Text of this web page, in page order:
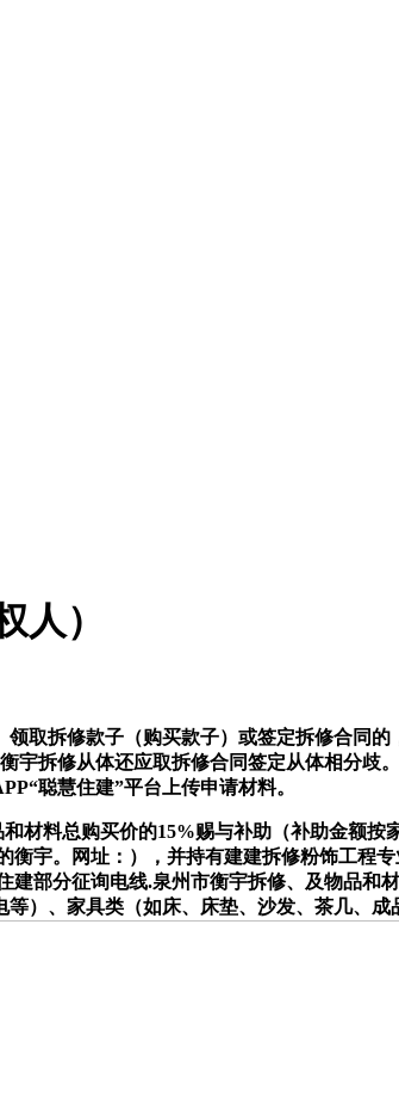
人）
拆修款子（购买款子）或签定拆修合同的
宇拆修从体还应取拆修合同签定从体相分歧
聪慧住建”平台上传申请材料。
料总购买价的15%赐与补助（补助金额按
宇。网址：），并持有建建拆修粉饰工程
部分征询电线.泉州市衡宇拆修、及物品和
）、家具类（如床、床垫、沙发、茶几、